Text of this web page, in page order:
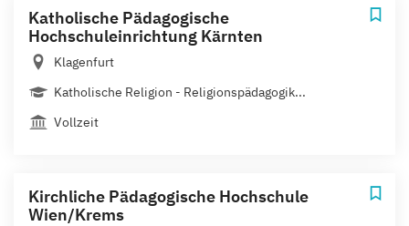
Katholische Pädagogische
Hochschuleinrichtung Kärnten
Klagenfurt
Katholische Religion - Religionspädagogik...
Vollzeit
Kirchliche Pädagogische Hochschule
Wien/Krems